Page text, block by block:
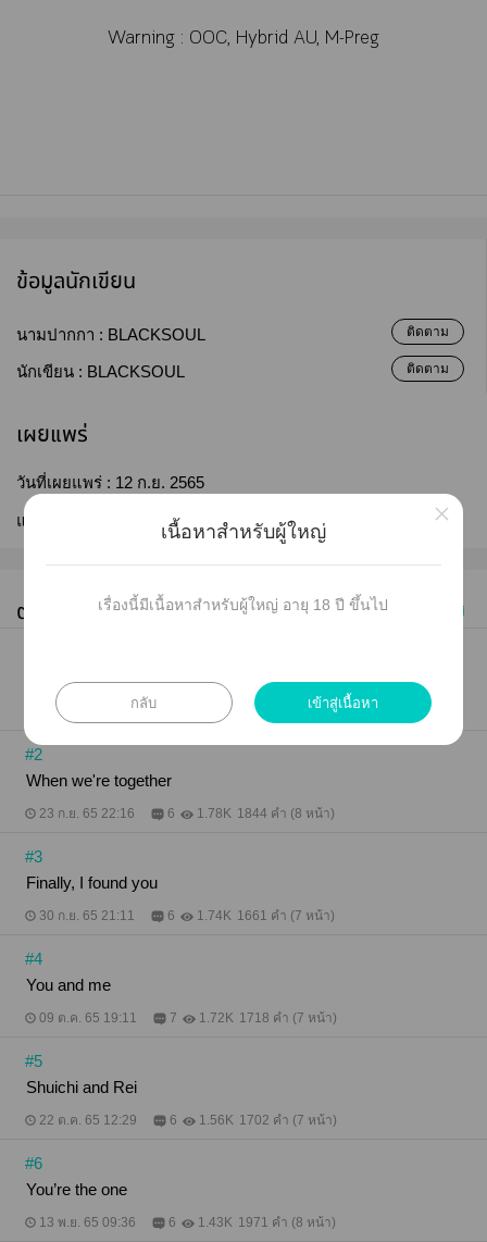
Warning : OOC, Hybrid AU, M-Preg
ข้อมูลนักเขียน
นามปากกา : BLACKSOUL ติดตาม
นักเขียน : BLACKSOUL ติดตาม
เผยแพร่
วันที่เผยแพร่ : 12 ก.ย. 2565
แก้ไขล่าสุด : 02 เม.ย. 2568
ตอนทั้งหมด (9) เก่าไปใหม่
18 ต.ค. 65 15:19 2.97K 1592 คำ (7 หน้า)
#2
When we're together
23 ก.ย. 65 22:16 6 1.78K 1844 คำ (8 หน้า)
#3
Finally, I found you
30 ก.ย. 65 21:11 6 1.74K 1661 คำ (7 หน้า)
#4
You and me
09 ต.ค. 65 19:11 7 1.72K 1718 คำ (7 หน้า)
#5
Shuichi and Rei
22 ต.ค. 65 12:29 6 1.56K 1702 คำ (7 หน้า)
#6
You’re the one
13 พ.ย. 65 09:36 6 1.43K 1971 คำ (8 หน้า)
เนื้อหาสำหรับผู้ใหญ่
เรื่องนี้มีเนื้อหาสำหรับผู้ใหญ่ อายุ 18 ปี ขึ้นไป
กลับ เข้าสู่เนื้อหา
×